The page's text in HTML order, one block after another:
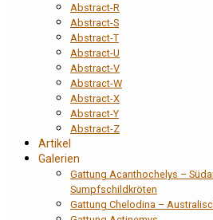
Abstract-R
Abstract-S
Abstract-T
Abstract-U
Abstract-V
Abstract-W
Abstract-X
Abstract-Y
Abstract-Z
Artikel
Galerien
Gattung Acanthochelys –
Sumpfschildkröten
Gattung Chelodina –